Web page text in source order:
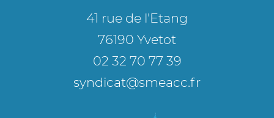
41 rue de l'Etang
76190 Yvetot
02 32 70 77 39
syndicat@smeacc.fr